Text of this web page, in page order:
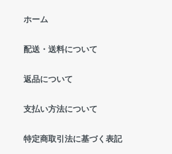
ホーム
配送・送料について
返品について
支払い方法について
特定商取引法に基づく表記